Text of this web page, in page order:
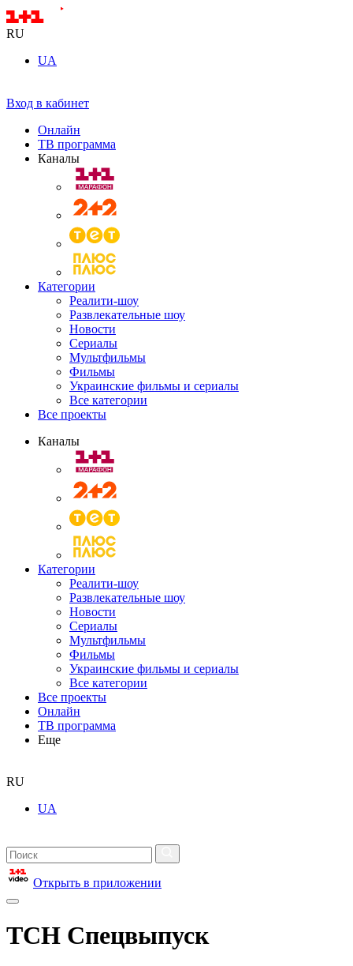
RU
UA
Вход в кабинет
Онлайн
ТВ программа
Каналы
Категории
Реалити-шоу
Развлекательные шоу
Новости
Сериалы
Мультфильмы
Фильмы
Украинские фильмы и сериалы
Все категории
Все проекты
Каналы
Категории
Реалити-шоу
Развлекательные шоу
Новости
Сериалы
Мультфильмы
Фильмы
Украинские фильмы и сериалы
Все категории
Все проекты
Онлайн
ТВ программа
Еще
RU
UA
Открыть в приложении
ТСН Спецвыпуск